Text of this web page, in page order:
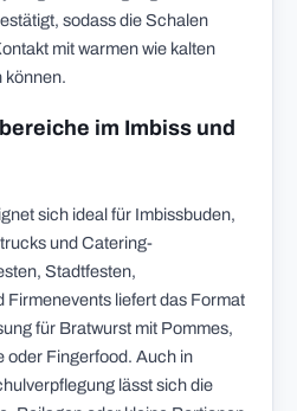
sodass die Schalen
mit warmen wie kalten
können.
im Imbiss und
sich ideal für Imbissbuden,
und Catering-
Stadtfesten,
Firmenevents liefert das Format
für Bratwurst mit Pommes,
oder Fingerfood. Auch in
lässt sich die